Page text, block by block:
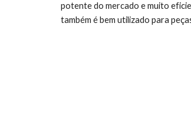
potente do mercado e muito
também é bem utilizado para